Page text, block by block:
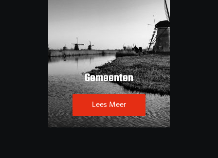
Gemeenten
Lees Meer